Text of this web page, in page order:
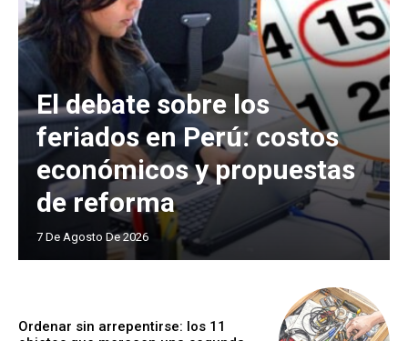
El debate sobre los
feriados en Perú: costos
económicos y propuestas
de reforma
7 De Agosto De 2026
Ordenar sin arrepentirse: los 11